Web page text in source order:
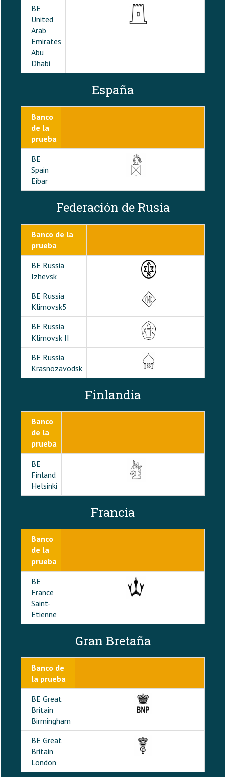
BE
United
Arab
Emirates
Abu
Dhabi
España
Banco
de la
prueba
BE
Spain
Eibar
Federación de Rusia
Banco de la
prueba
BE Russia
Izhevsk
BE Russia
Klimovsk5
BE Russia
Klimovsk II
BE Russia
Krasnozavodsk
Finlandia
Banco
de la
prueba
BE
Finland
Helsinki
Francia
Banco
de la
prueba
BE
France
Saint-
Etienne
Gran Bretaña
Banco de
la prueba
BE Great
Britain
Birmingham
BE Great
Britain
London